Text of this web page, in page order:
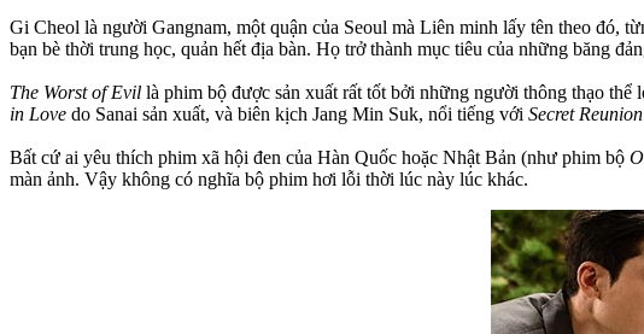
Gi Cheol là người Gangnam, một quận của Seoul mà Liên minh lấy tên theo đó,
bạn bè thời trung học, quản hết địa bàn. Họ trở thành mục tiêu của những băng
The Worst of Evil là phim bộ được sản xuất rất tốt bởi những người thông thạo
in Love do Sanai sản xuất, và biên kịch Jang Min Suk, nổi tiếng với Secret Reunion
Bất cứ ai yêu thích phim xã hội đen của Hàn Quốc hoặc Nhật Bản (như phim bộ
màn ảnh. Vậy không có nghĩa bộ phim hơi lỗi thời lúc này lúc khác.